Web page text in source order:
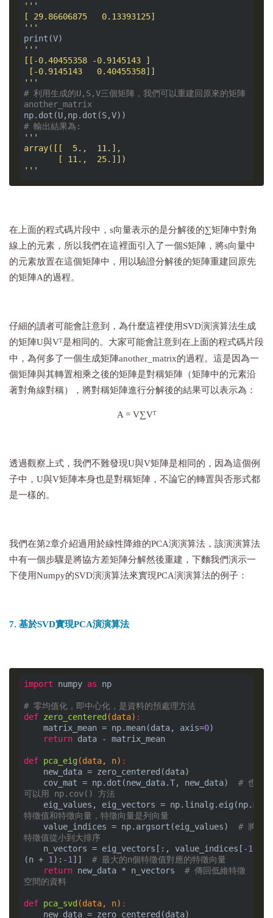
'''
[ 29.86606875   0.13393125]
'''
'''
[[-0.40455358 -0.9145143 ]
[-0.9145143   0.40455358]]
'''
# 利用生成的U,S,V三個矩陣，我們可以重建回原來的矩陣
another_matrix
# 輸出結果為:
'''
array([[  5.,  11.],
[ 11.,  25.]])
'''
在上面的程式碼片段中，s向量表示的是分解後的∑矩陣中對角
線上的元素，所以我們在這裡面引入了一個S矩陣，將s向量中
的元素放置在這個矩陣中，用以驗證分解後的矩陣重建回原先
的矩陣A的過程。
仔細的讀者可能會註意到，為什麼這裡使用SVD演演算法生成
的矩陣U與VT是相同的。大家可能會註意到在上面的程式碼片段
中，為何多了一個生成矩陣another_matrix的過程。這是因為一
個矩陣與其轉置相乘之後的矩陣是對稱矩陣（矩陣中的元素沿
著對角線對稱），將對稱矩陣進行分解後的結果可以表示為：
A = V∑VT
透過觀察上式，我們不難發現U與V矩陣是相同的，因為這個例
子中，U與V矩陣本身也是對稱矩陣，不論它的轉置與否形式都
是一樣的。
我們在第2章介紹過用於線性降維的PCA演演算法，該演演算法
中有一個步驟是將協方差矩陣分解然後重建，下麵我們演示一
下使用Numpy的SVD演演算法來實現PCA演演算法的例子：
7. 基於SVD實現PCA演演算法
import numpy as np
# 零均值化，即中心化，是資料的預處理方法
def zero_centered (data) :
matrix_mean = np.mean(data, axis=0)
return data - matrix_mean
def pca_eig (data, n) :
new_data = zero_centered(data)
cov_mat = np.dot(new_data.T, new_data) # 也
可以用 np.cov() 方法
eig_values, eig_vectors =
特徵值和特徵向量，特徵向量是列向量
value_indices = np.argsort(eig_values) # 將
特徵值從小到大排序
n_vectors = eig_vectors[:, value_indices[ -1
(n + 1 ): -1 ]] # 最大的n個特徵值對應的特徵向量
return new_data * n_vectors # 傳回低維特徵
空間的資料
def pca_svd (data, n) :
new_data = zero_centered(data)